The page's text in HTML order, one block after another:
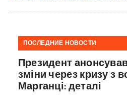
ПОСЛЕДНИЕ НОВОСТИ
Президент
зміни через кризу з
Марганці: деталі